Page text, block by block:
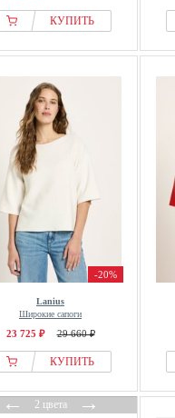
КУПИТЬ
-20%
Lanius
Широкие сапоги
23 725 ₽ 29 660 ₽
КУПИТЬ
←2 цвета→